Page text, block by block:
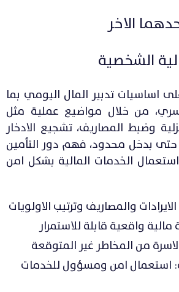
الاخر
اساسيات تدبير المال اليومي بما
من خلال مواضيع عملية مثل
وضبط المصاريف، تشجيع الادخار
حتى بدخل محدود، فهم دور التأمين
الخدمات المالية بشكل امن
والمصاريف وترتيب الاولويات
مالية واقعية قابلة للاستمرار
من المخاطر غير المتوقعة
استعمال امن ومسؤول للخدمات